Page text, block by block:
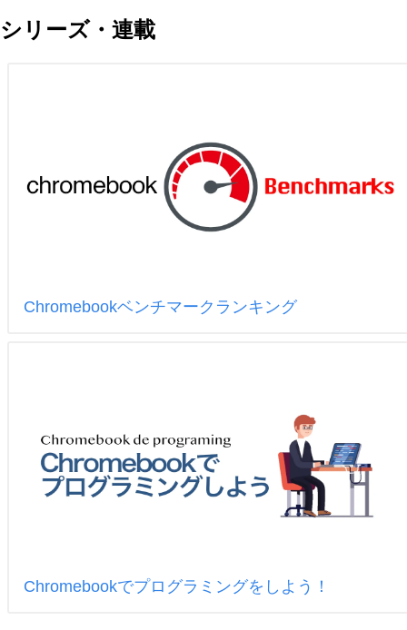
シリーズ・連載
Chromebookベンチマークランキング
Chromebookでプログラミングをしよう！